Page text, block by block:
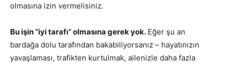
olmasına izin vermelisiniz.
Bu işin “iyi tarafı” olmasına gerek yok. Eğer şu an
bardağa dolu tarafından bakabiliyorsanız – hayatınızın
yavaşlaması, trafikten kurtulmak, ailenizle daha fazla